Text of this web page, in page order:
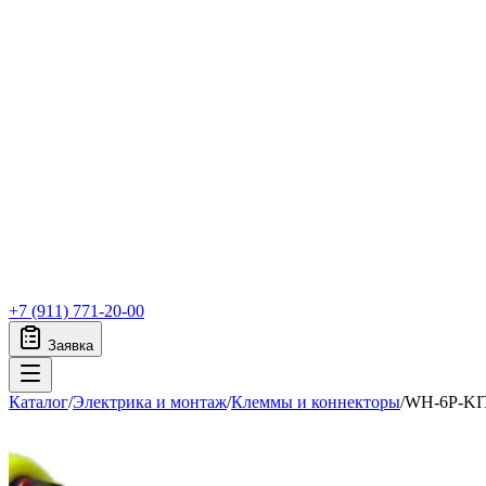
+7 (911) 771-20-00
Заявка
Каталог/Электрика и монтаж/Клеммы и коннекторы/WH-6P-